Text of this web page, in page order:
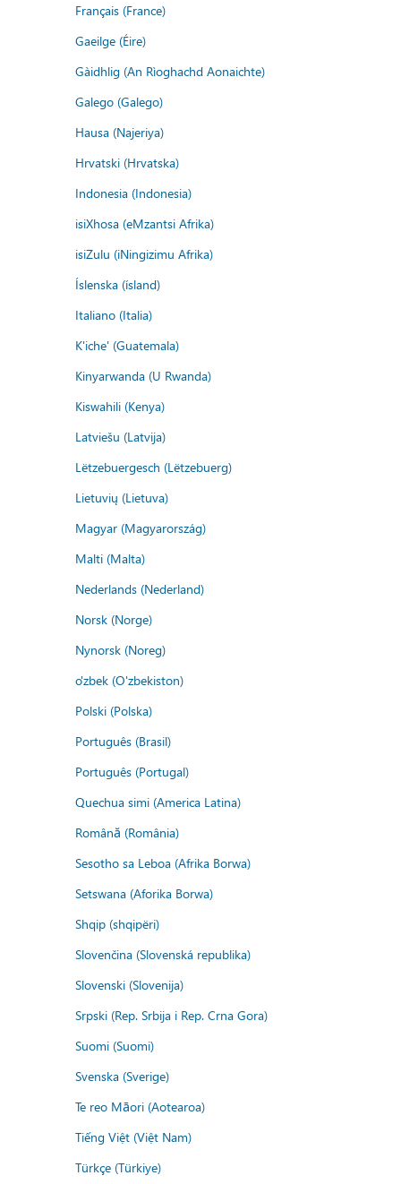
Français (France)
Gaeilge (Éire)
Gàidhlig (An Rìoghachd Aonaichte)
Galego (Galego)
Hausa (Najeriya)
Hrvatski (Hrvatska)
Indonesia (Indonesia)
isiXhosa (eMzantsi Afrika)
isiZulu (iNingizimu Afrika)
Íslenska (ísland)
Italiano (Italia)
K'iche' (Guatemala)
Kinyarwanda (U Rwanda)
Kiswahili (Kenya)
Latviešu (Latvija)
Lëtzebuergesch (Lëtzebuerg)
Lietuvių (Lietuva)
Magyar (Magyarország)
Malti (Malta)
Nederlands (Nederland)
Norsk (Norge)
Nynorsk (Noreg)
o'zbek (O'zbekiston)
Polski (Polska)
Português (Brasil)
Português (Portugal)
Quechua simi (America Latina)
Română (România)
Sesotho sa Leboa (Afrika Borwa)
Setswana (Aforika Borwa)
Shqip (shqipëri)
Slovenčina (Slovenská republika)
Slovenski (Slovenija)
Srpski (Rep. Srbija i Rep. Crna Gora)
Suomi (Suomi)
Svenska (Sverige)
Te reo Māori (Aotearoa)
Tiếng Việt (Việt Nam)
Türkçe (Türkiye)